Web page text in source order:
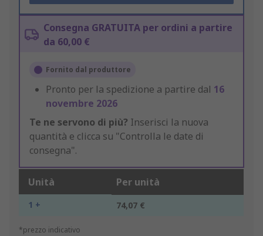
Consegna GRATUITA per ordini a partire
da 60,00 €
Fornito dal produttore
Pronto per la spedizione a partire dal 16
novembre 2026
Te ne servono di più? Inserisci la nuova
quantità e clicca su "Controlla le date di
consegna".
Unità Per unità
1 + 74,07 €
*prezzo indicativo